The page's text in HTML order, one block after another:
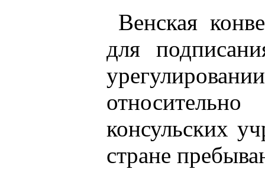
Венская
для
консульских
стране